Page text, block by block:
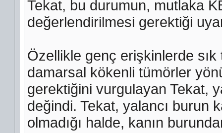
Tekat, bu durumun, mutlaka
değerlendirilmesi gerektiği
Özellikle genç erişkinlerde
damarsal kökenli tümörler
gerektiğini vurgulayan Tekat,
değindi. Tekat, yalancı burun
olmadığı halde, kanın